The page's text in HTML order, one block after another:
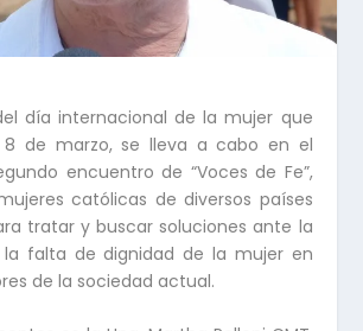
día internacional de la mujer que
de marzo, se lleva a cabo en el
encuentro de “Voces de Fe”,
católicas de diversos países
tratar y buscar soluciones ante la
falta de dignidad de la mujer en
de la sociedad actual.